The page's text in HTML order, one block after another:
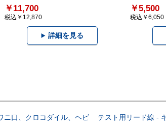
￥11,700
税込￥12,870
詳細を見る
￥5,500
税込￥6,050
ニ口、クロコダイル、ヘビ
テスト用リード線 -